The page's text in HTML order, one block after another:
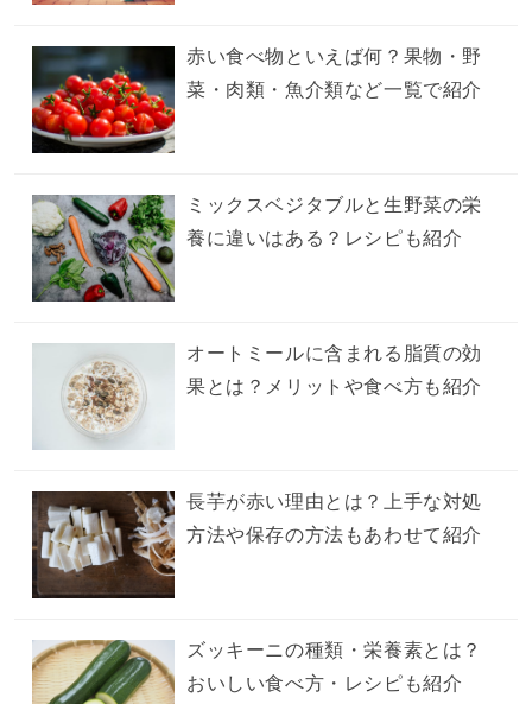
赤い食べ物といえば何？果物・野
菜・肉類・魚介類など一覧で紹介
ミックスベジタブルと生野菜の栄
養に違いはある？レシピも紹介
オートミールに含まれる脂質の効
果とは？メリットや食べ方も紹介
長芋が赤い理由とは？上手な対処
方法や保存の方法もあわせて紹介
ズッキーニの種類・栄養素とは？
おいしい食べ方・レシピも紹介